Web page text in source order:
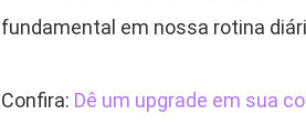
fundamental em nossa rotina
Confira: Dê um upgrade em sua